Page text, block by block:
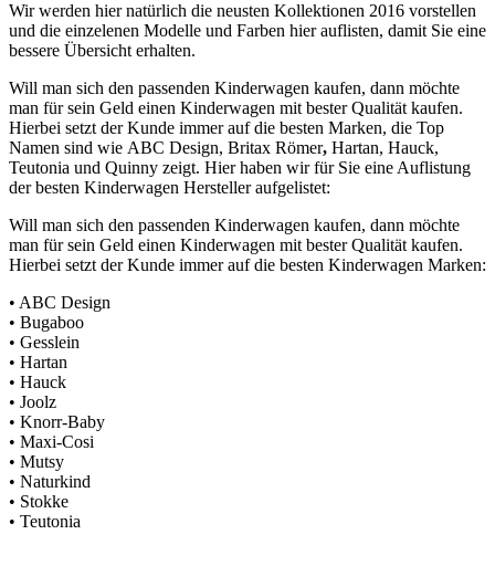
Wir werden hier natürlich die neusten Kollektionen 2016 vorstellen
und die einzelenen Modelle und Farben hier auflisten, damit Sie eine
bessere Übersicht erhalten.
Will man sich den passenden Kinderwagen kaufen, dann möchte
man für sein Geld einen Kinderwagen mit bester Qualität kaufen.
Hierbei setzt der Kunde immer auf die besten Marken, die Top
Namen sind wie ABC Design, Britax Römer, Hartan, Hauck,
Teutonia und Quinny zeigt. Hier haben wir für Sie eine Auflistung
der besten Kinderwagen Hersteller aufgelistet:
Will man sich den passenden Kinderwagen kaufen, dann möchte
man für sein Geld einen Kinderwagen mit bester Qualität kaufen.
Hierbei setzt der Kunde immer auf die besten Kinderwagen Marken:
• ABC Design
• Bugaboo
• Gesslein
• Hartan
• Hauck
• Joolz
• Knorr-Baby
• Maxi-Cosi
• Mutsy
• Naturkind
• Stokke
• Teutonia